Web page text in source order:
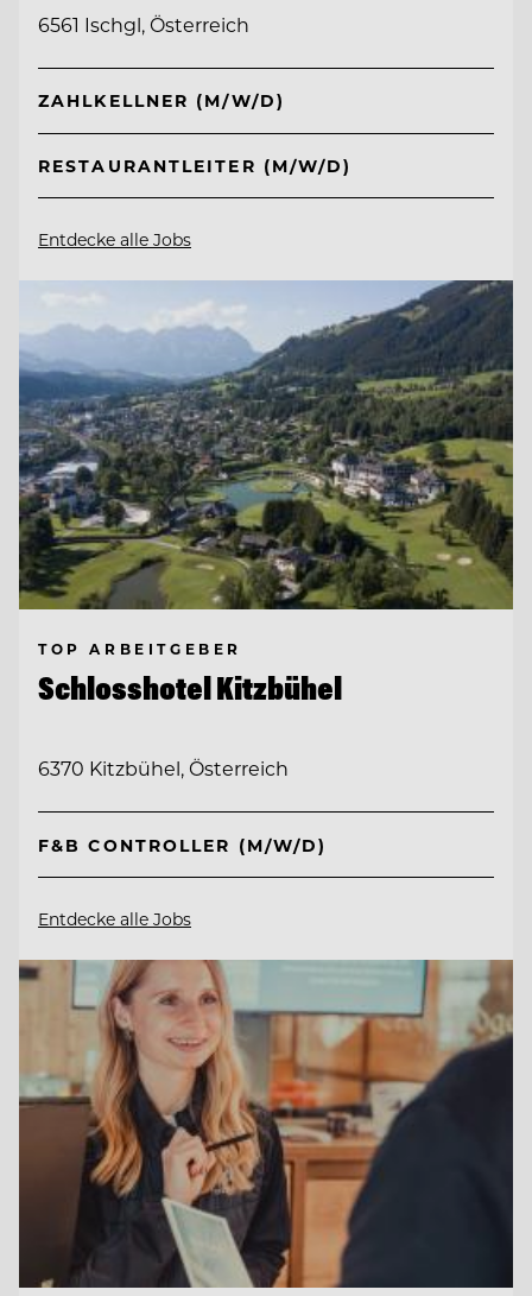
6561 Ischgl, Österreich
ZAHLKELLNER (M/W/D)
RESTAURANTLEITER (M/W/D)
Entdecke alle Jobs
TOP ARBEITGEBER
Schlosshotel Kitzbühel
6370 Kitzbühel, Österreich
F&B CONTROLLER (M/W/D)
Entdecke alle Jobs